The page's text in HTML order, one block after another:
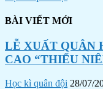
BÀI VIẾT MỚI
LỄ XUẤT QUÂN
CAO “THIẾU
Học kì quân đội 28/07/